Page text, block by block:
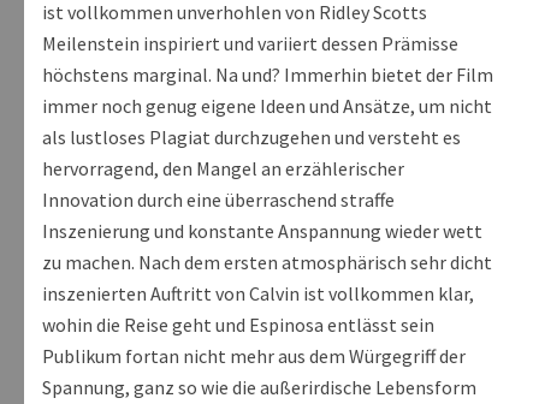
ist vollkommen unverhohlen von Ridley Scotts
Meilenstein inspiriert und variiert dessen Prämisse
höchstens marginal. Na und? Immerhin bietet der Film
immer noch genug eigene Ideen und Ansätze, um nicht
als lustloses Plagiat durchzugehen und versteht es
hervorragend, den Mangel an erzählerischer
Innovation durch eine überraschend straffe
Inszenierung und konstante Anspannung wieder wett
zu machen. Nach dem ersten atmosphärisch sehr dicht
inszenierten Auftritt von Calvin ist vollkommen klar,
wohin die Reise geht und Espinosa entlässt sein
Publikum fortan nicht mehr aus dem Würgegriff der
Spannung, ganz so wie die außerirdische Lebensform